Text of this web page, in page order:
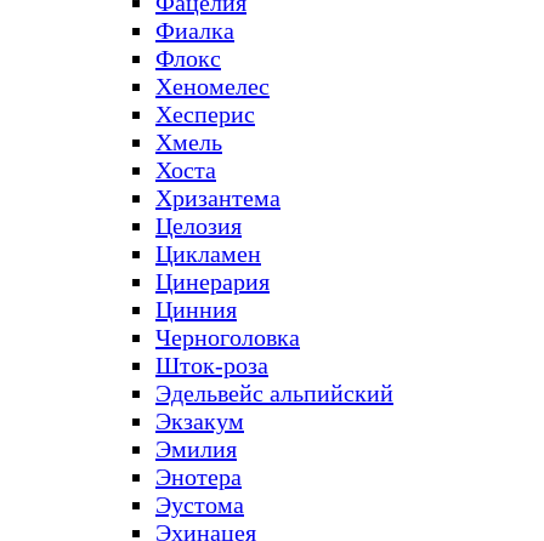
Фиалка
Флокс
Хеномелес
Хесперис
Хмель
Хоста
Хризантема
Целозия
Цикламен
Цинерария
Цинния
Черноголовка
Шток-роза
Эдельвейс альпийский
Экзакум
Эмилия
Энотера
Эустома
Эхинацея